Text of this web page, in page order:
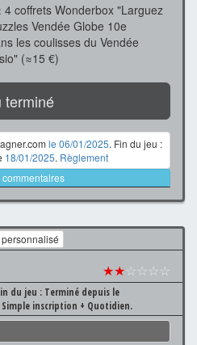
4 coffrets Wonderbox "Larguez
Vendée Globe 10e
les coulisses du Vendée
(≈15 €)
terminé
le 06/01/2025. Fin du jeu :
18/01/2025. Règlement
commentaires
★★☆☆☆☆
du jeu : Terminé depuis le
inscription + Quotidien.